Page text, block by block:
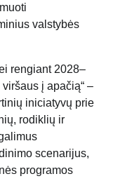
valstybės
rengiant 2028–
į apačią“ –
iniciatyvų prie
rodiklių ir
scenarijus,
programos